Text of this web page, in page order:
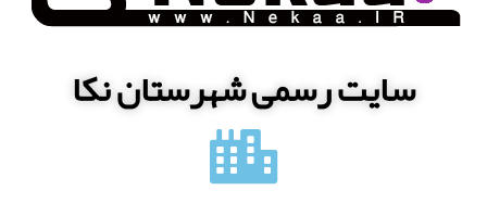
سایت رسمی شهرستان نکا